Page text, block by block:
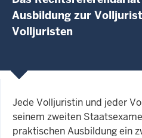
Ausbildung zur
Volljuristen
Jede Volljuristin und jeder
seinem zweiten
praktischen Ausbildung ein